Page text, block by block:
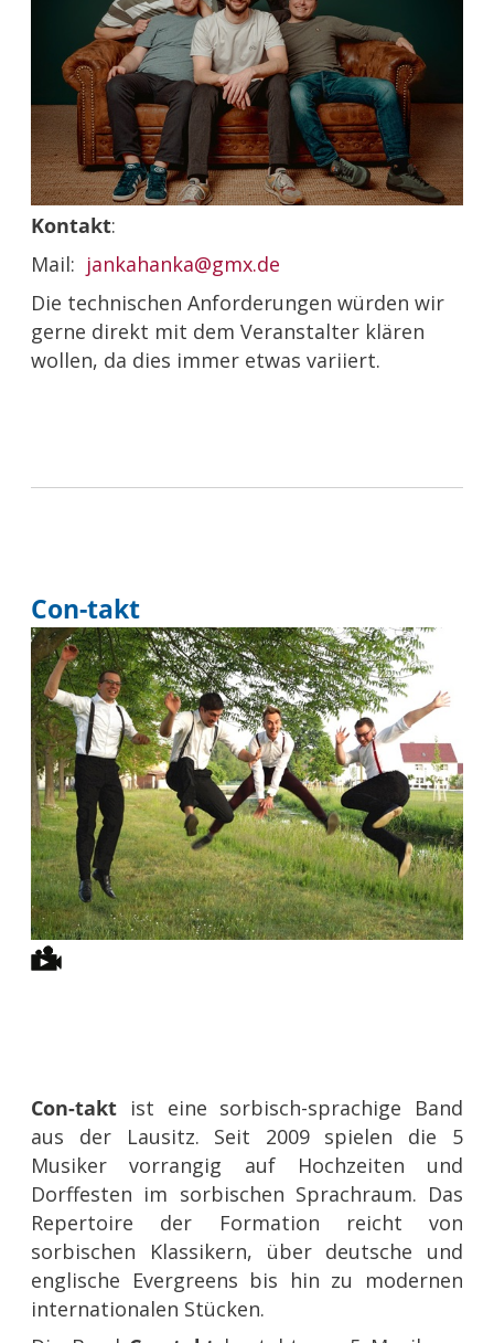
Kontakt:
Mail: jankahanka@gmx.de
Die technischen Anforderungen würden wir
gerne direkt mit dem Veranstalter klären
wollen, da dies immer etwas variiert.
Con-takt
Con-takt ist eine sorbisch-sprachige Band
aus der Lausitz. Seit 2009 spielen die 5
Musiker vorrangig auf Hochzeiten und
Dorffesten im sorbischen Sprachraum. Das
Repertoire der Formation reicht von
sorbischen Klassikern, über deutsche und
englische Evergreens bis hin zu modernen
internationalen Stücken.